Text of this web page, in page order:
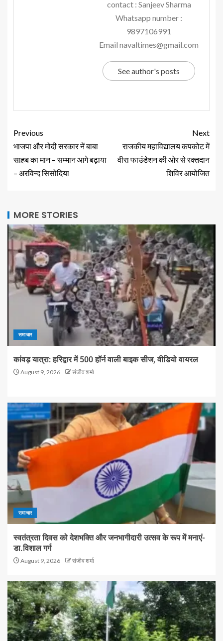
contact : Sanjeev Sharma
Whatsapp number :
9897106991
Email navaltimes@gmail.com
See author's posts
Previous
भाजपा और मोदी सरकार नें बाबा
साहब का मान – सम्मान आगे बढ़ाया
– अरविन्द सिसोदिया
Next
राजकीय महाविद्यालय कपकोट में
वीरा फाउंडेशन की ओर से रक्तदान
शिविर आयोजित
MORE STORIES
समाचार
कांवड़ यात्रा: हरिद्वार में 500 हॉर्न वाली बाइक सीज, वीडियो वायरल
August 9, 2026 संजीव शर्मा
समाचार
स्वतंत्रता दिवस को देशभक्ति और जनभागीदारी उत्सव के रूप में मनाएं-
डा.विशाल गर्ग
August 9, 2026 संजीव शर्मा